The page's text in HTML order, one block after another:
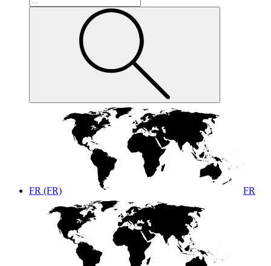
FR (FR) FR